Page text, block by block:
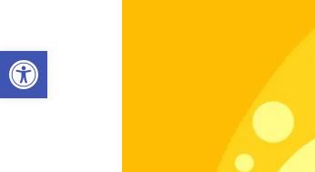
Ouvrir la barre d’outils